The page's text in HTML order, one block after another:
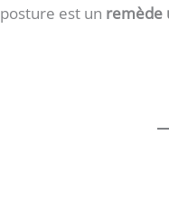
posture est un remède